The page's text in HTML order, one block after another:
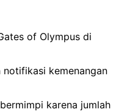
of Olympus di
kemenangan
karena jumlah